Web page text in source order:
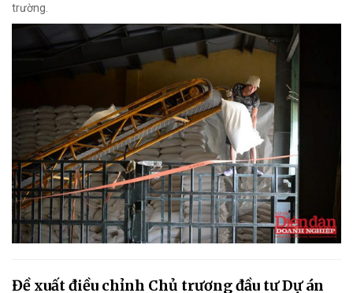
trường.
Đề xuất điều chỉnh Chủ trương đầu tư Dự án